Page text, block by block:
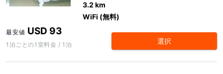
3.2 km
WiFi (無料)
最安値 USD 93
1泊ごとの1室料金 / 1泊 選択